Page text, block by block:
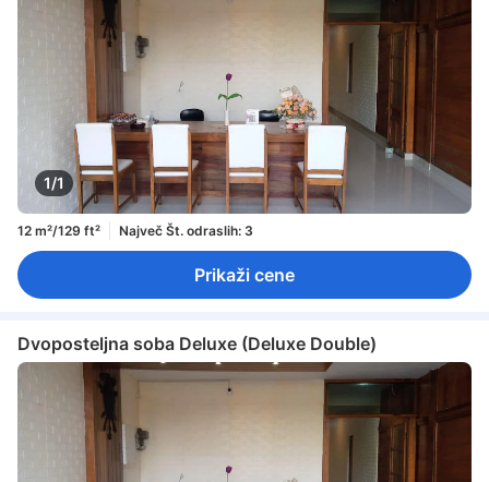
1/1
12 m²/129 ft² Največ Št. odraslih: 3
Prikaži cene
Dvoposteljna soba Deluxe (Deluxe Double)